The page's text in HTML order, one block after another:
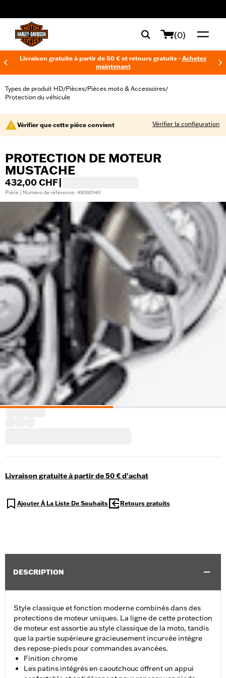
(0)
Livraison gratuite à partir de 50 € et retours gratuits - Achetez
maintenant
Types de produit HD/Pièces/Pièces moto & Accessoires/
Protection du véhicule
Vérifier que cette pièce convient Vérifier la configuration
PROTECTION DE MOTEUR
MUSTACHE
432,00 CHF
Pièce | Numéro de référence : 49000140
Livraison gratuite à partir de 50 € d'achat
Ajouter À La Liste De Souhaits Retours gratuits
DESCRIPTION
Style classique et fonction moderne combinés dans des
protections de moteur uniques. La ligne de cette protection
de moteur est assortie au style classique de la moto, tandis
que la partie supérieure gracieusement incurvée intègre
des repose-pieds pour commandes avancées.
Finition chrome
Les patins intégrés en caoutchouc offrent un appui